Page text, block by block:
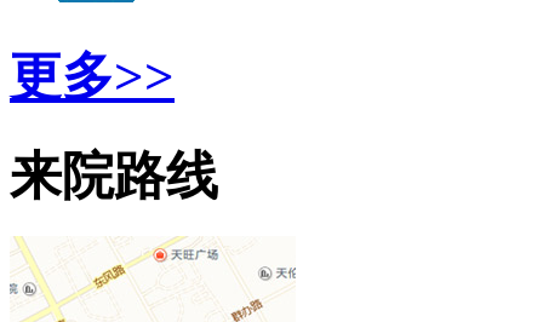
更多>>
来院路线